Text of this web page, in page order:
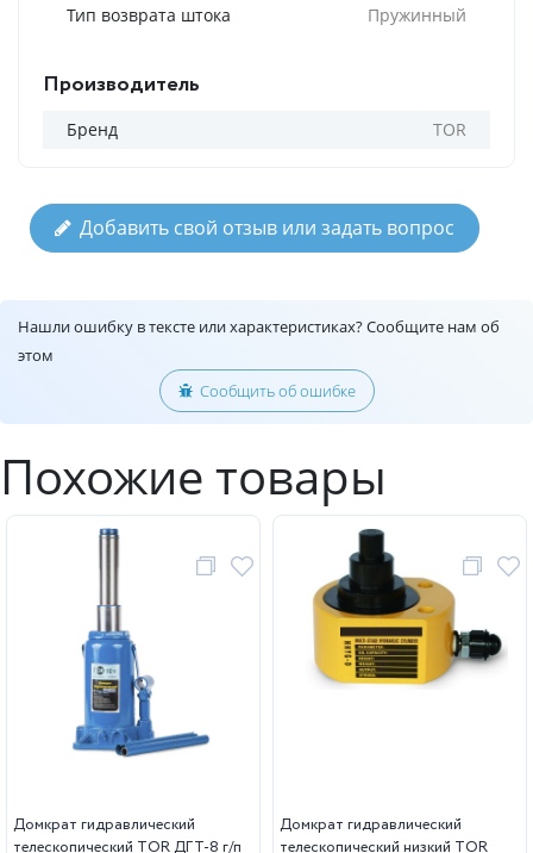
Тип возврата штока
Пружинный
Производитель
Бренд TOR
Добавить свой отзыв или задать вопрос
Нашли ошибку в тексте или характеристиках? Сообщите нам об
этом
Сообщить об ошибке
Похожие товары
Домкрат гидравлический
телескопический TOR ДГТ-8 г/п
Домкрат гидравлический
телескопический низкий TOR